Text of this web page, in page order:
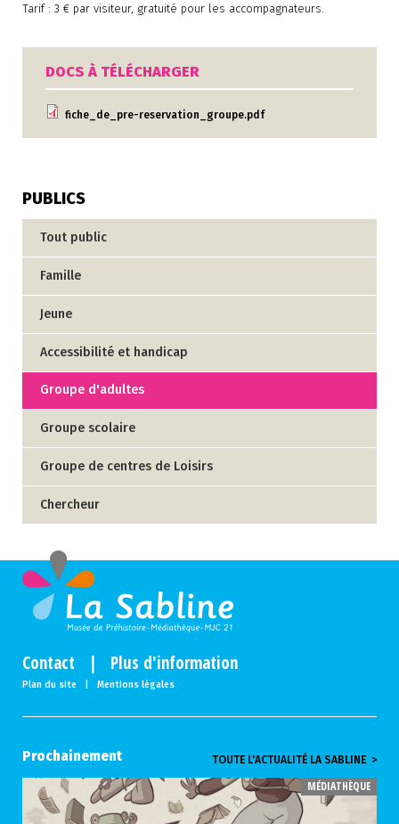
Tarif : 3 € par visiteur, gratuité pour les accompagnateurs.
DOCS À TÉLÉCHARGER
fiche_de_pre-reservation_groupe.pdf
PUBLICS
Tout public
Famille
Jeune
Accessibilité et handicap
Groupe d'adultes
Groupe scolaire
Groupe de centres de Loisirs
Chercheur
Contact | Plus d'information
Plan du site Mentions légales
Prochainement TOUTE L'ACTUALITÉ LA SABLINE >
MÉDIATHÈQUE